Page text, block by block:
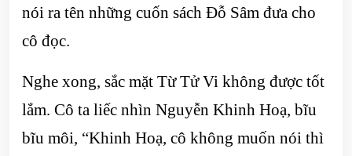
nói ra tên những cuốn sách Đỗ Sâm đưa cho
cô đọc.
Nghe xong, sắc mặt Từ Tử Vi không được tốt
lắm. Cô ta liếc nhìn Nguyễn Khinh Hoạ, bĩu
bĩu môi, “Khinh Hoạ, cô không muốn nói thì